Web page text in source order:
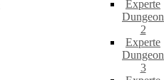
Experte
Dungeon
2
Experte
Dungeon
3